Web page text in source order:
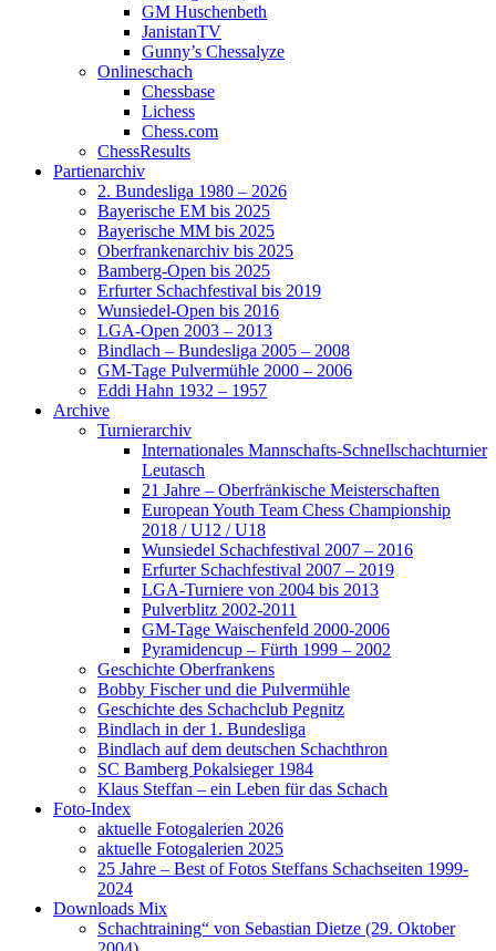
GM Huschenbeth
JanistanTV
Gunny’s Chessalyze
Onlineschach
Chessbase
Lichess
Chess.com
ChessResults
Partienarchiv
2. Bundesliga 1980 – 2026
Bayerische EM bis 2025
Bayerische MM bis 2025
Oberfrankenarchiv bis 2025
Bamberg-Open bis 2025
Erfurter Schachfestival bis 2019
Wunsiedel-Open bis 2016
LGA-Open 2003 – 2013
Bindlach – Bundesliga 2005 – 2008
GM-Tage Pulvermühle 2000 – 2006
Eddi Hahn 1932 – 1957
Archive
Turnierarchiv
Internationales Mannschafts-Schnellschachturnier
Leutasch
21 Jahre – Oberfränkische Meisterschaften
European Youth Team Chess Championship
2018 / U12 / U18
Wunsiedel Schachfestival 2007 – 2016
Erfurter Schachfestival 2007 – 2019
LGA-Turniere von 2004 bis 2013
Pulverblitz 2002-2011
GM-Tage Waischenfeld 2000-2006
Pyramidencup – Fürth 1999 – 2002
Geschichte Oberfrankens
Bobby Fischer und die Pulvermühle
Geschichte des Schachclub Pegnitz
Bindlach in der 1. Bundesliga
Bindlach auf dem deutschen Schachthron
SC Bamberg Pokalsieger 1984
Klaus Steffan – ein Leben für das Schach
Foto-Index
aktuelle Fotogalerien 2026
aktuelle Fotogalerien 2025
25 Jahre – Best of Fotos Steffans Schachseiten 1999-
2024
Downloads Mix
Schachtraining“ von Sebastian Dietze (29. Oktober